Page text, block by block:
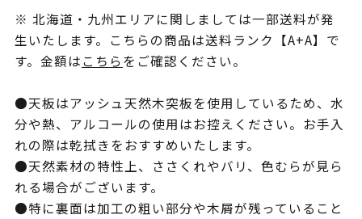
※ 北海道・九州エリアに関しましては一部送料が発
生いたします。こちらの商品は送料ランク【A+A】で
す。金額はこちらをご確認ください。
●天板はアッシュ天然木突板を使用しているため、水
分や熱、アルコールの使用はお控えください。お手入
れの際は乾拭きをおすすめいたします。
●天然素材の特性上、ささくれやバリ、色むらが見ら
れる場合がございます。
●特に裏面は加工の粗い部分や木屑が残っていること